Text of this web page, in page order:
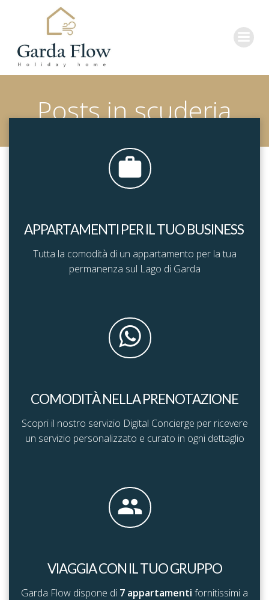
Posts in scuderia
APPARTAMENTI PER IL TUO BUSINESS
Tutta la comodità di un appartamento per la tua
permanenza sul Lago di Garda
COMODITÀ NELLA PRENOTAZIONE
Scopri il nostro servizio Digital Concierge per ricevere
un servizio personalizzato e curato in ogni dettaglio
VIAGGIA CON IL TUO GRUPPO
Garda Flow dispone di 7 appartamenti fornitissimi a